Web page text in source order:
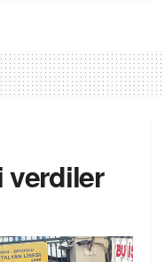
verdiler